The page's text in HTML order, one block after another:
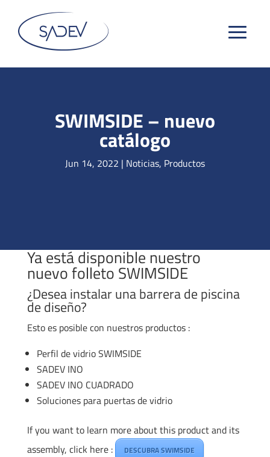
SWIMSIDE – nuevo
catálogo
Jun 14, 2022 | Noticias, Productos
Ya está disponible nuestro
nuevo folleto SWIMSIDE
¿Desea instalar una barrera de piscina
de diseño?
Esto es posible con nuestros productos :
Perfil de vidrio SWIMSIDE
SADEV INO
SADEV INO CUADRADO
Soluciones para puertas de vidrio
If you want to learn more about this product and its
assembly, click here :
DESCUBRA SWIMSIDE